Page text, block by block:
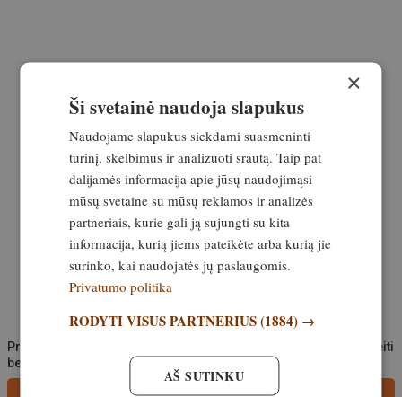
Prašome komentuoti mandagiai, nekurstyti neapykantos ir apsieiti
be keiksmažodžių.
×
Ši svetainė naudoja slapukus
Naudojame slapukus siekdami suasmeninti
turinį, skelbimus ir analizuoti srautą. Taip pat
dalijamės informacija apie jūsų naudojimąsi
mūsų svetaine su mūsų reklamos ir analizės
partneriais, kurie gali ją sujungti su kita
informacija, kurią jiems pateikėte arba kurią jie
surinko, kai naudojatės jų paslaugomis.
Privatumo politika
RODYTI VISUS PARTNERIUS(1884) →
AŠ SUTINKU